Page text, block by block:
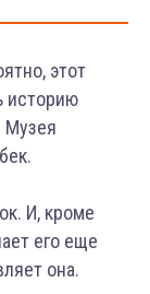
этот
историю
Музея
И, кроме
его еще
она.